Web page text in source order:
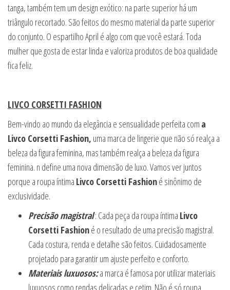
tanga, também tem um design exótico: na parte superior há um
triângulo recortado. São feitos do mesmo material da parte superior
do conjunto. O espartilho April é algo com que você estará. Toda
mulher que gosta de estar linda e valoriza produtos de boa qualidade
fica feliz.
LIVCO CORSETTI FASHION
Bem-vindo ao mundo da elegância e sensualidade perfeita com a
Livco Corsetti Fashion, uma marca de lingerie que não só realça a
beleza da figura feminina, mas também realça a beleza da figura
feminina. n define uma nova dimensão de luxo. Vamos ver juntos
porque a roupa íntima Livco Corsetti Fashioné sinônimo de
exclusividade.
Precisão magistral: Cada peça da roupa íntima Livco
Corsetti Fashioné o resultado de uma precisão magistral.
Cada costura, renda e detalhe são feitos. Cuidadosamente
projetado para garantir um ajuste perfeito e conforto.
Materiais luxuosos:a marca é famosa por utilizar materiais
luxuosos como rendas delicadas e cetim. Não é só roupa